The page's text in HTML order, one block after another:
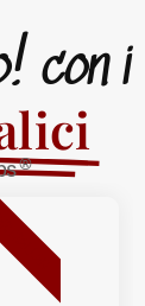
con i
®